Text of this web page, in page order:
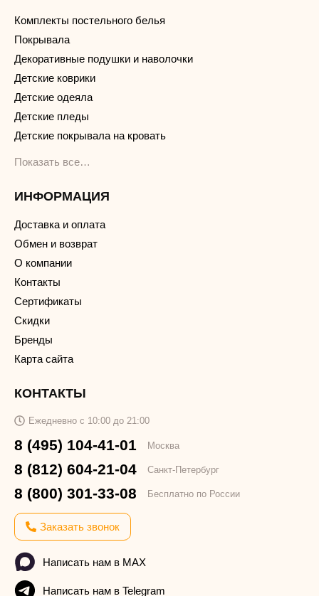
Комплекты постельного белья
Покрывала
Декоративные подушки и наволочки
Детские коврики
Детские одеяла
Детские пледы
Детские покрывала на кровать
Показать все…
ИНФОРМАЦИЯ
Доставка и оплата
Обмен и возврат
О компании
Контакты
Сертификаты
Скидки
Бренды
Карта сайта
КОНТАКТЫ
Ежедневно с 10:00 до 21:00
8 (495) 104-41-01 Москва
8 (812) 604-21-04 Санкт-Петербург
8 (800) 301-33-08 Бесплатно по России
Заказать звонок
Написать нам в MAX
Написать нам в Telegram